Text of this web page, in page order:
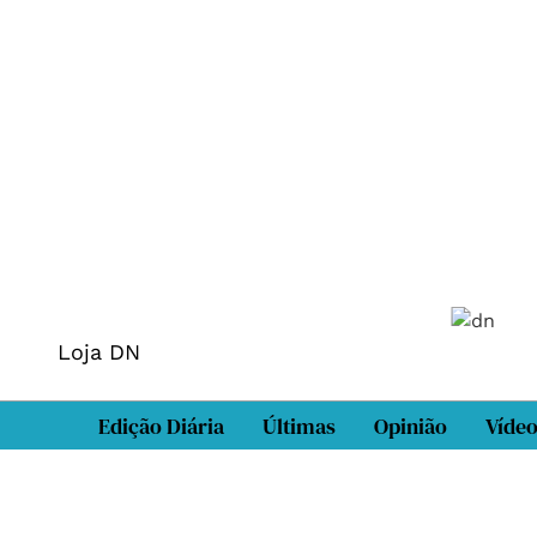
Loja DN
Edição Diária Últimas Opinião